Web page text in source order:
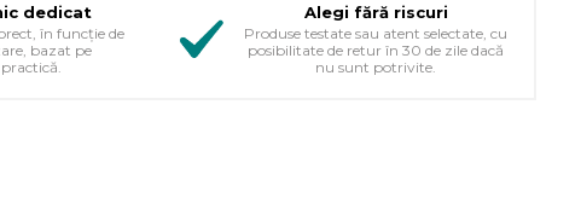
dedicat
în funcție de
bazat pe
Alegi fără riscuri
Produse testate sau atent selectate, cu
posibilitate de retur în 30 de zile dacă
nu sunt potrivite.